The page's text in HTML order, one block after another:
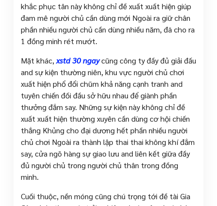
khắc phục tân này không chỉ đề xuất xuất hiện giúp
đam mê người chủ cần dùng mới Ngoài ra giữ chân
phần nhiều người chủ cần dùng nhiều năm, đã cho ra
1 đồng minh rét mướt.
Mặt khác, xstd 30 ngaycũng công ty đầy đủ giải đấu
and sự kiện thường niên, khu vực người chủ chơi
xuất hiện phổ đổi chũm khả năng cạnh tranh and
tuyên chiến đối đầu sở hữu nhau để giành phần
thưởng đắm say. Những sự kiện này không chỉ đề
xuất xuất hiện thường xuyên cần dùng cơ hội chiến
thắng Khủng cho đại dương hết phần nhiều người
chủ chơi Ngoài ra thành lập thai thai không khí đắm
say, cửa ngõ hàng sự giao lưu and liên kết giữa đầy
đủ người chủ trong người chủ thân trong đồng
minh.
Cuối thuộc, nền móng cũng chú trọng tới đề tài Gia